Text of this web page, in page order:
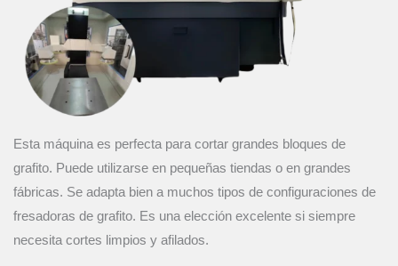
Esta máquina es perfecta para cortar grandes bloques de
grafito. Puede utilizarse en pequeñas tiendas o en grandes
fábricas. Se adapta bien a muchos tipos de configuraciones de
fresadoras de grafito. Es una elección excelente si siempre
necesita cortes limpios y afilados.